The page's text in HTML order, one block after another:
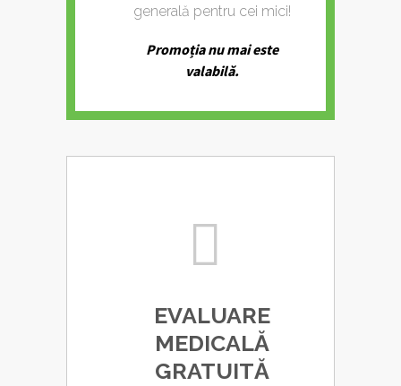
generală pentru cei mici!
Promoția nu mai este
valabilă.
EVALUARE
MEDICALĂ
GRATUITĂ